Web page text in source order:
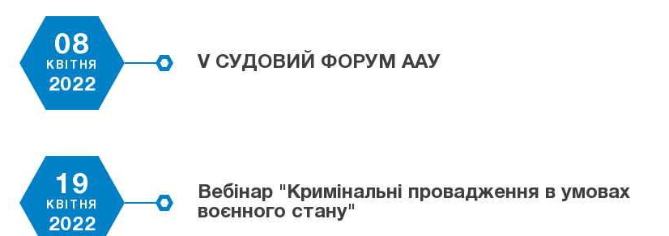
08
КВІТНЯ
2022
V СУДОВИЙ ФОРУМ ААУ
19
КВІТНЯ
2022
Вебінар "Кримінальні провадження в умовах
воєнного стану"